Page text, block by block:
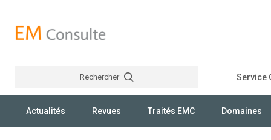
Rechercher Service
Actualités Revues Traités EMC Domaines